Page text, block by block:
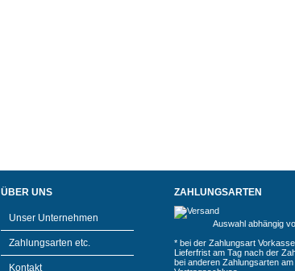
ÜBER UNS
Unser Unternehmen
Zahlungsarten etc.
Kontakt
ZAHLUNGSARTEN
Auswahl abhängig
* bei der Zahlungsart
Lieferfrist am Tag nach der
bei anderen Zahlungsarten